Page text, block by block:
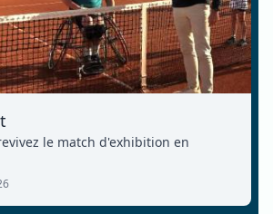
le match d'exhibition en